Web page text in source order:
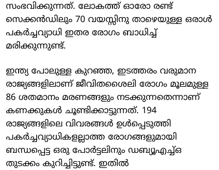
സംഭവിക്കുന്നത്. ലോകത്ത് ഓരോ രണ്ട്
സെക്കൻഡിലും 70 വയസ്സിനു താഴെയുള്ള ഒരാൾ
പകർച്ചവ്യാധി ഇതര രോഗം ബാധിച്ച്
മരിക്കുന്നുണ്ട്.
ഇന്ത്യ പോലുള്ള കുറ‍ഞ്ഞ, ഇടത്തരം വരുമാന
രാജ്യങ്ങളിലാണ് ജീവിതശൈലി രോഗം മൂലമുള്ള
86 ശതമാനം മരണങ്ങളും നടക്കുന്നതെന്നാണ്
കണ‌‌ക്കുകൾ ചൂണ്ടിക്കാട്ടുന്നത്. 194
രാജ്യങ്ങളിലെ വിവരങ്ങൾ ഉൾപ്പെടുത്തി
പകർച്ചവ്യാധികളല്ലാത്ത രോഗങ്ങളുമായി
ബന്ധപ്പെട്ട ഒരു പോർട്ടലിനും ഡബ്യൂഎച്ച്ഒ
തുടക്കം കുറിച്ചിട്ടുണ്ട്. ഇതിൽ